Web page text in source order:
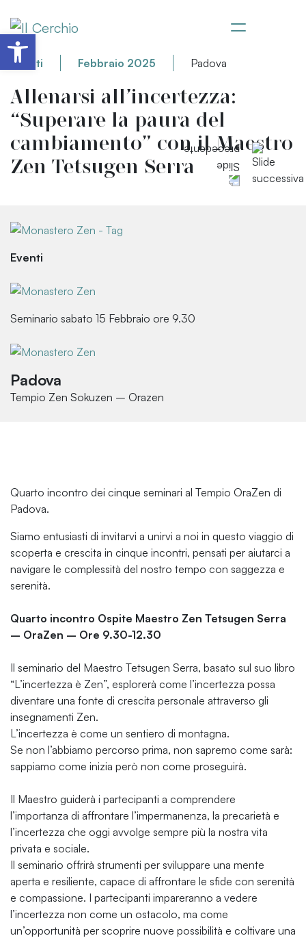
Eventi Febbraio 2025 Padova
Allenarsi all’incertezza:
“Superare la paura del
cambiamento” con il Maestro
Zen Tetsugen Serra
Eventi
Seminario sabato 15 Febbraio ore 9.30
Padova
Tempio Zen Sokuzen – Orazen
Quarto incontro dei cinque seminari al Tempio OraZen di
Padova.
Siamo entusiasti di invitarvi a unirvi a noi in questo viaggio di
scoperta e crescita in cinque incontri, pensati per aiutarci a
navigare le complessità del nostro tempo con saggezza e
serenità.
Quarto incontro Ospite Maestro Zen Tetsugen Serra
– OraZen – Ore 9.30-12.30
Il seminario del Maestro Tetsugen Serra, basato sul suo libro
“L’incertezza è Zen”, esplorerà come l’incertezza possa
diventare una fonte di crescita personale attraverso gli
insegnamenti Zen.
L’incertezza è come un sentiero di montagna.
Se non l’abbiamo percorso prima, non sapremo come sarà:
sappiamo come inizia però non come proseguirà.
Il Maestro guiderà i partecipanti a comprendere
l’importanza di affrontare l’impermanenza, la precarietà e
l’incertezza che oggi avvolge sempre più la nostra vita
privata e sociale.
Il seminario offrirà strumenti per sviluppare una mente
aperta e resiliente, capace di affrontare le sfide con serenità
e compassione. I partecipanti impareranno a vedere
l’incertezza non come un ostacolo, ma come
un’opportunità per scoprire nuove possibilità e coltivare una
Apri la barra degli strumenti